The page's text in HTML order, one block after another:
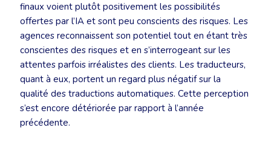
finaux voient plutôt positivement les possibilités
offertes par l’IA et sont peu conscients des risques. Les
agences reconnaissent son potentiel tout en étant très
conscientes des risques et en s’interrogeant sur les
attentes parfois irréalistes des clients. Les traducteurs,
quant à eux, portent un regard plus négatif sur la
qualité des traductions automatiques. Cette perception
s’est encore détériorée par rapport à l’année
précédente.